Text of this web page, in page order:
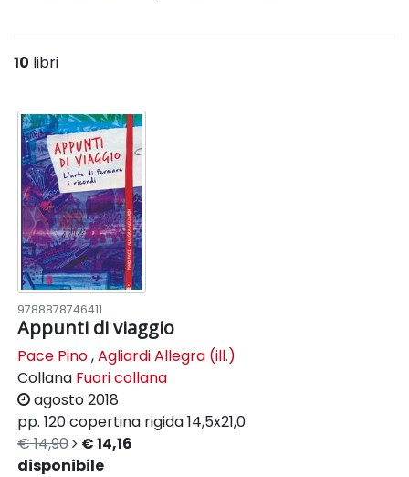
10 libri
9788878746411
Appunti di viaggio
Pace Pino,Agliardi Allegra (ill.)
Collana Fuori collana
agosto 2018
pp. 120copertina rigida14,5x21,0
€ 14,90
€ 14,16
disponibile